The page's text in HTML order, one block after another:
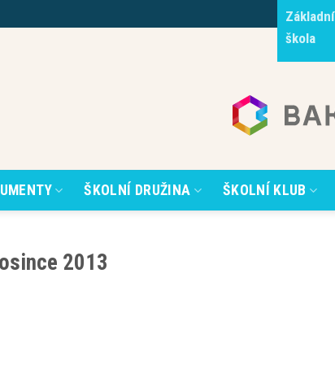
Základní
škola
ŠKOLNÍ DRUŽINA ŠKOLNÍ KLUB
2013